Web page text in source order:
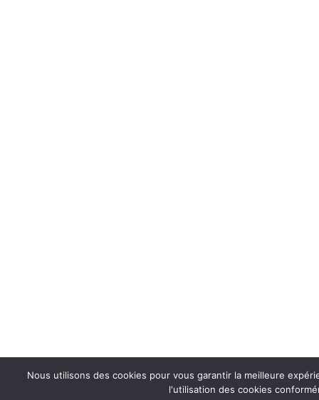
Nous utilisons des cookies pour vous garantir la meilleure
l'utilisation des cookies